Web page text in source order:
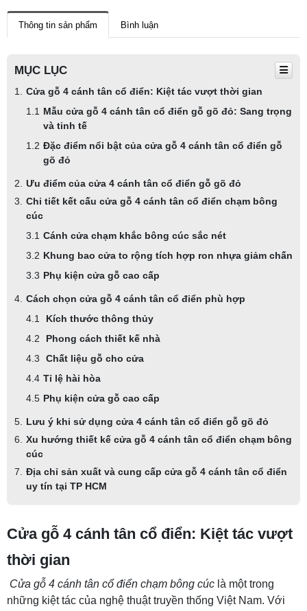
Thông tin sản phẩm Bình luận
MỤC LỤC
Cửa gỗ 4 cánh tân cổ điển: Kiệt tác vượt thời gian
Mẫu cửa gỗ 4 cánh tân cổ điển gỗ gõ đỏ: Sang trọng
và tinh tế
Đặc điểm nổi bật của cửa gỗ 4 cánh tân cổ điển gỗ
gõ đỏ
Ưu điểm của cửa 4 cánh tân cổ điển gỗ gõ đỏ
Chi tiết kết cấu cửa gỗ 4 cánh tân cổ điển chạm bông
cúc
Cánh cửa chạm khắc bông cúc sắc nét
Khung bao cửa to rộng tích hợp ron nhựa giảm chấn
Phụ kiện cửa gỗ cao cấp
Cách chọn cửa gỗ 4 cánh tân cổ điển phù hợp
Kích thước thông thủy
Phong cách thiết kế nhà
Chất liệu gỗ cho cửa
Tỉ lệ hài hòa
Phụ kiện cửa gỗ cao cấp
Lưu ý khi sử dụng cửa 4 cánh tân cổ điển gỗ gõ đỏ
Xu hướng thiết kế cửa gỗ 4 cánh tân cổ điển chạm bông
cúc
Địa chỉ sản xuất và cung cấp cửa gỗ 4 cánh tân cổ điển
uy tín tại TP HCM
Cửa gỗ 4 cánh tân cổ điển: Kiệt tác vượt
thời gian
Cửa gỗ 4 cánh tân cổ điển chạm bông cúc là một trong
những kiệt tác của nghệ thuật truyền thống Việt Nam. Với